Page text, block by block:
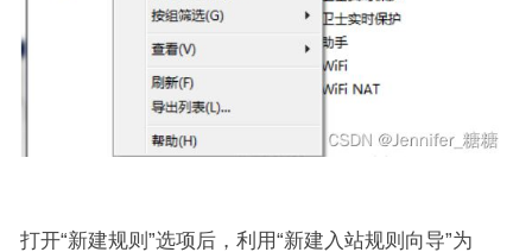
打开“新建规则”选项后，利用“新建入站规则向导”为